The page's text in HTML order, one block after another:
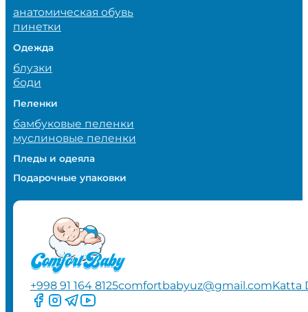
анатомическая обувь
пинетки
Одежда
блузки
боди
Пеленки
бамбуковые пеленки
муслиновые пеленки
Пледы и одеяла
Подарочные упаковки
+998 91 164 8125comfortbabyuz@gmail.comKatta
Следите за нами на Facebook
Следите за нами в Instagram
Следите за нами в Telegram
Следите за нами в YouTube